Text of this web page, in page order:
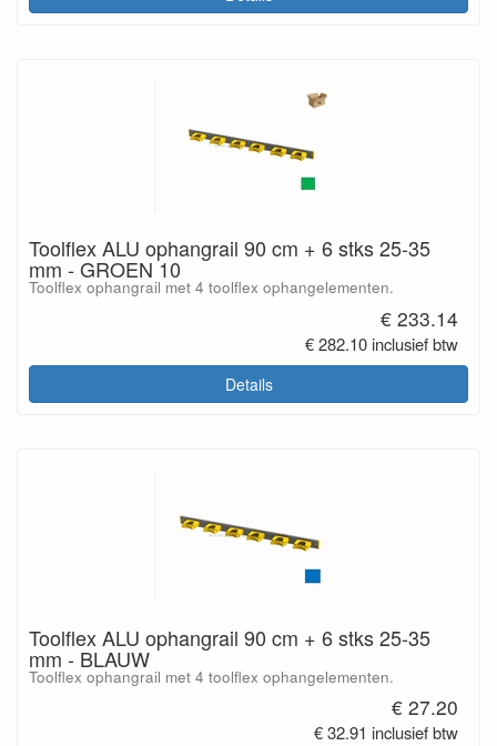
Toolflex ALU ophangrail 90 cm + 6 stks 25-35
mm - GROEN 10
Toolflex ophangrail met 4 toolflex ophangelementen.
€ 233.14
€ 282.10 inclusief btw
Details
Toolflex ALU ophangrail 90 cm + 6 stks 25-35
mm - BLAUW
Toolflex ophangrail met 4 toolflex ophangelementen.
€ 27.20
€ 32.91 inclusief btw